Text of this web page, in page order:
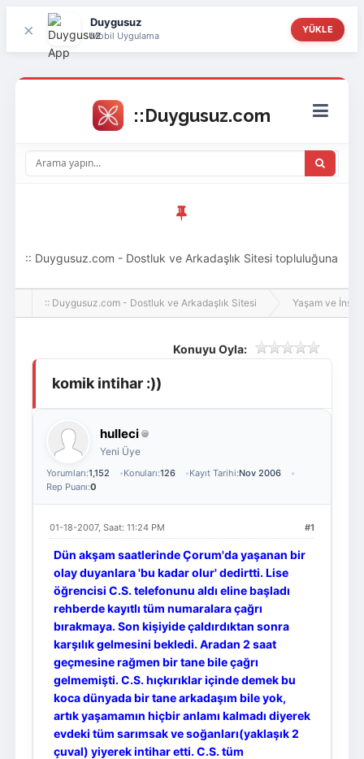
× Duygusuz
Mobil Uygulama
YÜKLE
Giriş Yap
:: Duygusuz.com - Dostluk ve Arkadaşlık Sitesi topluluğuna
hoş geldin ziyaretçi! Aramıza katılmak istersen kayıt
:: Duygusuz.com - Dostluk ve Arkadaşlık Sitesi Yaşam ve İnsan
Konuyu Oyla:
komik intihar :))
hulleci
Yeni Üye
Yorumları:1,152 Konuları:126 Kayıt Tarihi:Nov 2006
Rep Puanı:0
#1
01-18-2007, Saat: 11:24 PM
Dün akşam saatlerinde Çorum'da yaşanan bir
olay duyanlara 'bu kadar olur' dedirtti. Lise
öğrencisi C.S. telefonunu aldı eline başladı
rehberde kayıtlı tüm numaralara çağrı
bırakmaya. Son kişiyide çaldırdıktan sonra
karşılık gelmesini bekledi. Aradan 2 saat
geçmesine rağmen bir tane bile çağrı
gelmemişti. C.S. hıçkırıklar içinde demek bu
koca dünyada bir tane arkadaşım bile yok,
artık yaşamamın hiçbir anlamı kalmadı diyerek
evdeki tüm sarımsak ve soğanları(yaklaşık 2
çuval) yiyerek intihar etti. C.S. tüm